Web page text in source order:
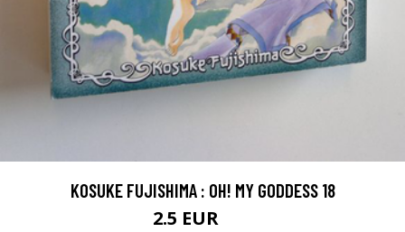
KOSUKE FUJISHIMA : OH! MY GODDESS 18
2.5 EUR